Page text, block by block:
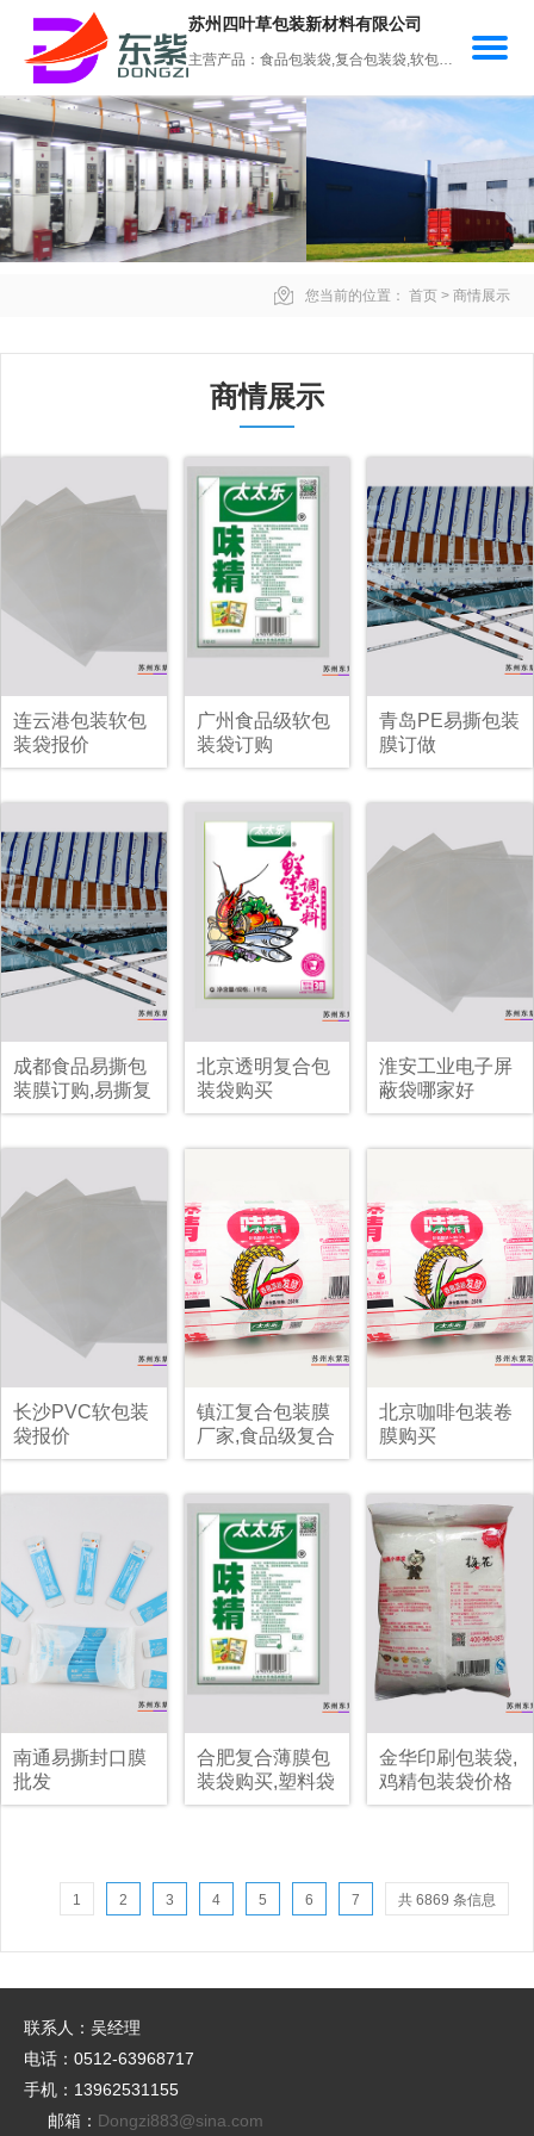
苏州四叶草包装新材料有限公司
主营产品：食品包装袋,复合包装袋,软包装袋,食品包装卷膜,易撕包装膜
您当前的位置： 首页 > 商情展示
商情展示
连云港包装软包
装袋报价
广州食品级软包
装袋订购
青岛PE易撕包装
膜订做
成都食品易撕包
装膜订购,易撕复
合膜厂家
北京透明复合包
装袋购买
淮安工业电子屏
蔽袋哪家好
长沙PVC软包装
袋报价
镇江复合包装膜
厂家,食品级复合
包装卷膜供应
北京咖啡包装卷
膜购买
南通易撕封口膜
批发
合肥复合薄膜包
装袋购买,塑料袋
复合包装袋定做
金华印刷包装袋,
鸡精包装袋价格
1 2 3 4 5 6 7 共 6869 条信息
联系人：吴经理
电话：0512-63968717
手机：13962531155
邮箱： Dongzi883@sina.com